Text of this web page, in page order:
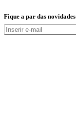
Fique a par das novidades